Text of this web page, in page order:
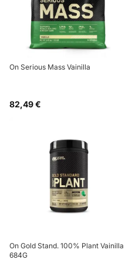
On Serious Mass Vainilla
82,49 €
On Gold Stand. 100% Plant Vainilla
684G